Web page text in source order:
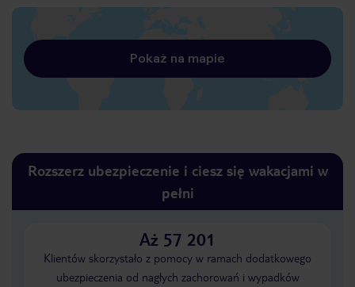
Pokaż na mapie
Rozszerz ubezpieczenie i ciesz się wakacjami w
pełni
Aż 57 201
Klientów skorzystało z pomocy w ramach dodatkowego
ubezpieczenia od nagłych zachorowań i wypadków